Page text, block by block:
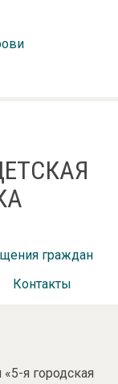
граждан
Контакты
я городская